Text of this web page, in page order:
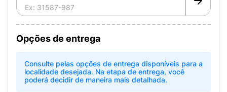
Opções de entrega
Consulte pelas opções de entrega disponíveis para a
localidade desejada. Na etapa de entrega, você
poderá decidir de maneira mais detalhada.